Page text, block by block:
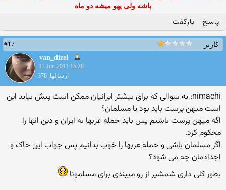
باشه ولی یهو میشه دو ماه
پاسخ بازگفت
کاربر
#17
van_dizel
12 Jun 2011 15:28
ارسالها: 376
nimachi: یه سوالی که برای بیشتر ایرانیان ممکن است پیش بیاید این
است میهن پرست باید بود یا مسلمان؟
اگه میهن پرست باشیم پس باید حمله عربها به ایران و دین انها را
محکوم کرد.
اگر مسلمان باشی و حمله عربها را خوب بدانیم پس جواب این خاک و
اجدادمان چه می شود؟
بطور كلی داری شمشیر از رو میبندی برای مسلمونا